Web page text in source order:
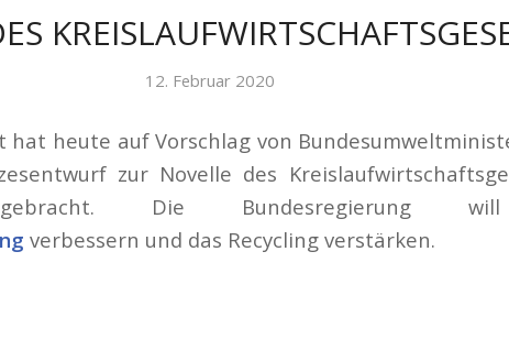
12. Februar 2020
hat heute auf Vorschlag von
zur Novelle des
Die Bundesregierung
verbessern und das Recycling verstärken.